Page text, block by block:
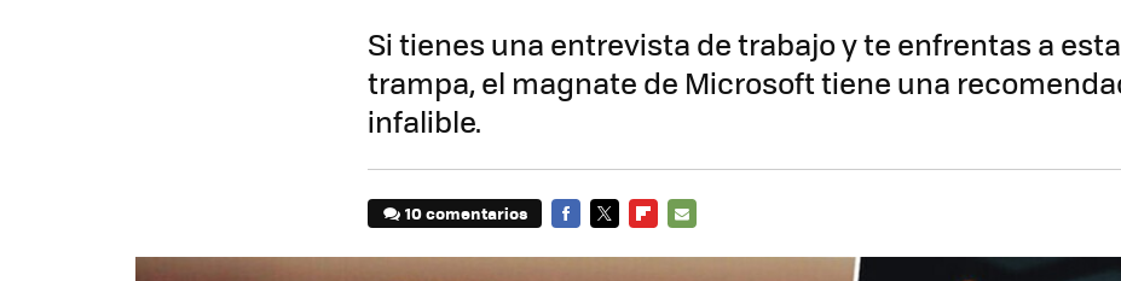
Si tienes una entrevista de trabajo y te enfrentas a
trampa, el magnate de Microsoft tiene una
infalible.
10 comentarios